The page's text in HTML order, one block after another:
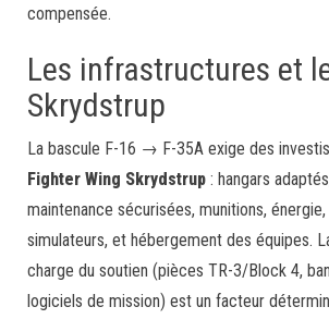
compensée.
Les infrastructures et
Skrydstrup
La bascule F-16 → F-35A exige des
Fighter Wing Skrydstrup : hangars
maintenance sécurisées, munitions,
simulateurs, et hébergement des équipes.
charge du soutien (pièces TR-3/Block 4,
logiciels de mission) est un facteur